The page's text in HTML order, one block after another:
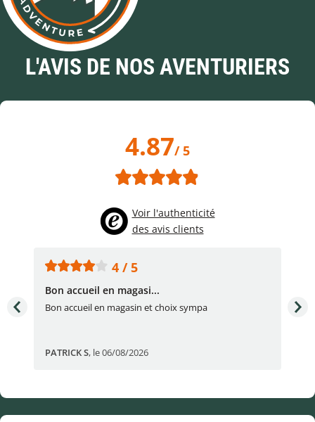
L'AVIS DE NOS AVENTURIERS
4.87/ 5
Voir l'authenticité
des avis clients
4 / 5
Bon accueil en magasi...
Bon accueil en magasin et choix sympa
PATRICK S, le 06/08/2026